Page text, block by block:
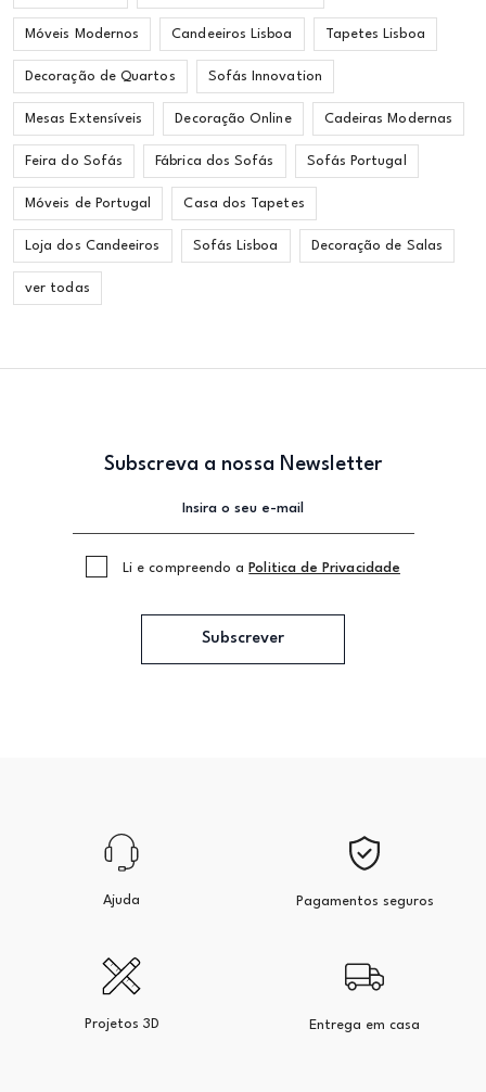
Móveis Modernos Candeeiros Lisboa Tapetes Lisboa
Decoração de Quartos Sofás Innovation
Mesas Extensíveis Decoração Online Cadeiras Modernas
Feira do Sofás Fábrica dos Sofás Sofás Portugal
Móveis de Portugal Casa dos Tapetes
Loja dos Candeeiros Sofás Lisboa Decoração de Salas
ver todas
Subscreva a nossa Newsletter
Li e compreendo a Politica de Privacidade
Subscrever
Ajuda Pagamentos seguros
Projetos 3D Entrega em casa